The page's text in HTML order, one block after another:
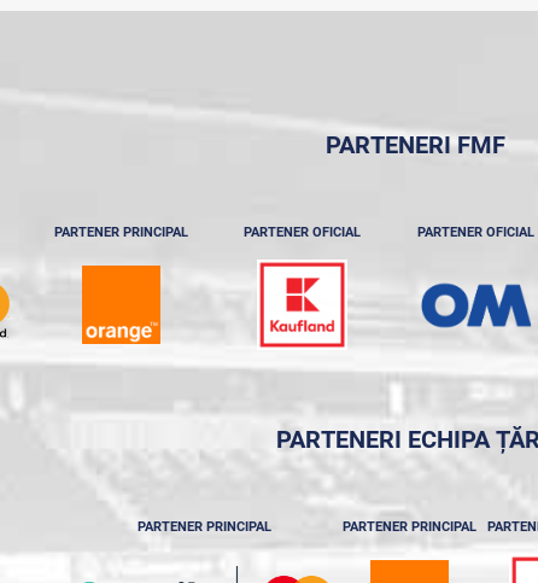
PARTENERI FMF
PARTENER PRINCIPAL PARTENER OFICIAL PARTENER OFICIAL
PARTENERI ECHIPA
PARTENER PRINCIPAL PARTENER PRINCIPAL